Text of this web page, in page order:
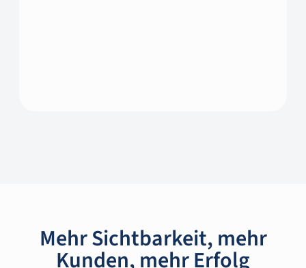
Mehr Sichtbarkeit, mehr
Kunden, mehr Erfolg